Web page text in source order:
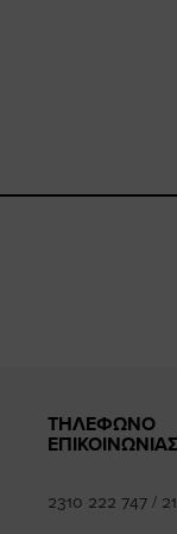
ΤΗΛΕΦΩΝΟ
ΕΠΙΚΟΙΝΩΝΙΑΣ
2310 222 747 /